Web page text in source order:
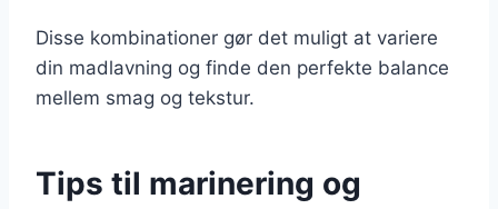
Disse kombinationer gør det muligt at variere
din madlavning og finde den perfekte balance
mellem smag og tekstur.
Tips til marinering og